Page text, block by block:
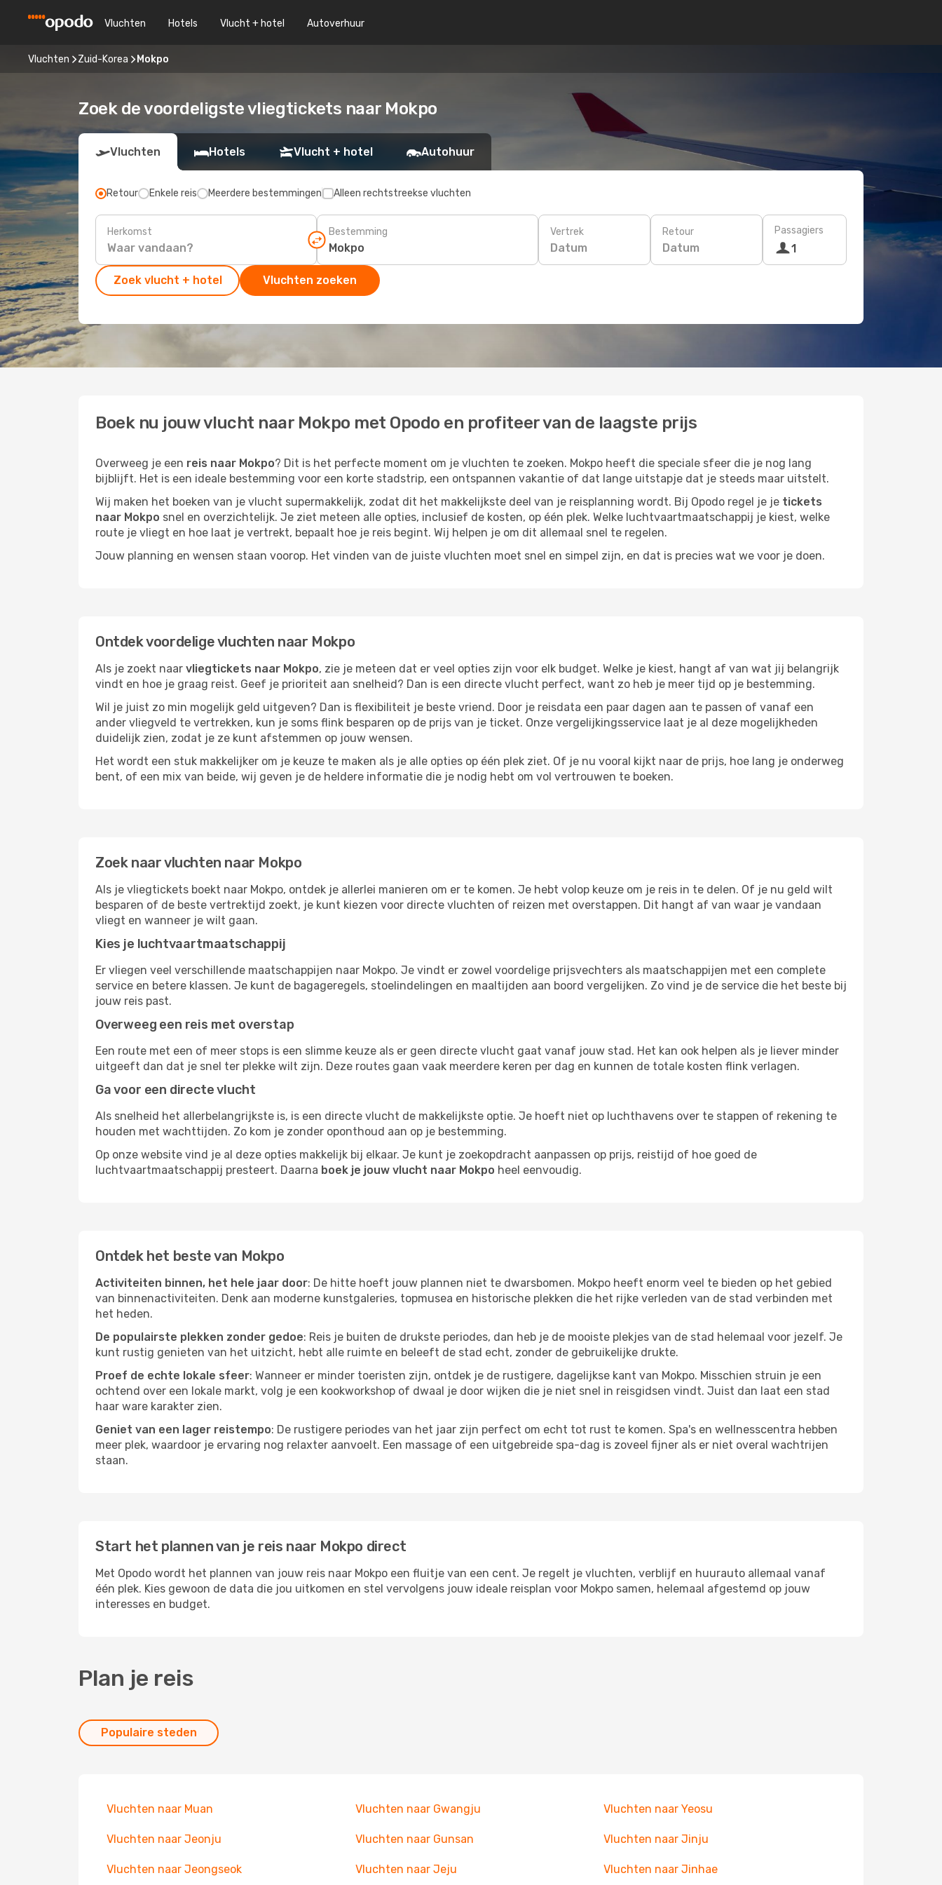
Vluchten Hotels Vlucht + hotel Autoverhuur
Vluchten Zuid-Korea Mokpo
Zoek de voordeligste vliegtickets naar Mokpo
Vluchten Hotels Vlucht + hotel Autohuur
Retour Enkele reis Meerdere bestemmingen Alleen rechtstreekse vluchten
Herkomst Bestemming Vertrek
Datum
Retour
Datum
Passagiers
1
Zoek vlucht + hotel Vluchten zoeken
Boek nu jouw vlucht naar Mokpo met Opodo en profiteer van de laagste prijs
Overweeg je een reis naar Mokpo? Dit is het perfecte moment om je vluchten te zoeken. Mokpo heeft die speciale sfeer die je nog lang
bijblijft. Het is een ideale bestemming voor een korte stadstrip, een ontspannen vakantie of dat lange uitstapje dat je steeds maar uitstelt.
Wij maken het boeken van je vlucht supermakkelijk, zodat dit het makkelijkste deel van je reisplanning wordt. Bij Opodo regel je je tickets
naar Mokpo snel en overzichtelijk. Je ziet meteen alle opties, inclusief de kosten, op één plek. Welke luchtvaartmaatschappij je kiest, welke
route je vliegt en hoe laat je vertrekt, bepaalt hoe je reis begint. Wij helpen je om dit allemaal snel te regelen.
Jouw planning en wensen staan voorop. Het vinden van de juiste vluchten moet snel en simpel zijn, en dat is precies wat we voor je doen.
Ontdek voordelige vluchten naar Mokpo
Als je zoekt naar vliegtickets naar Mokpo, zie je meteen dat er veel opties zijn voor elk budget. Welke je kiest, hangt af van wat jij belangrijk
vindt en hoe je graag reist. Geef je prioriteit aan snelheid? Dan is een directe vlucht perfect, want zo heb je meer tijd op je bestemming.
Wil je juist zo min mogelijk geld uitgeven? Dan is flexibiliteit je beste vriend. Door je reisdata een paar dagen aan te passen of vanaf een
ander vliegveld te vertrekken, kun je soms flink besparen op de prijs van je ticket. Onze vergelijkingsservice laat je al deze mogelijkheden
duidelijk zien, zodat je ze kunt afstemmen op jouw wensen.
Het wordt een stuk makkelijker om je keuze te maken als je alle opties op één plek ziet. Of je nu vooral kijkt naar de prijs, hoe lang je onderweg
bent, of een mix van beide, wij geven je de heldere informatie die je nodig hebt om vol vertrouwen te boeken.
Zoek naar vluchten naar Mokpo
Als je vliegtickets boekt naar Mokpo, ontdek je allerlei manieren om er te komen. Je hebt volop keuze om je reis in te delen. Of je nu geld wilt
besparen of de beste vertrektijd zoekt, je kunt kiezen voor directe vluchten of reizen met overstappen. Dit hangt af van waar je vandaan
vliegt en wanneer je wilt gaan.
Kies je luchtvaartmaatschappij
Er vliegen veel verschillende maatschappijen naar Mokpo. Je vindt er zowel voordelige prijsvechters als maatschappijen met een complete
service en betere klassen. Je kunt de bagageregels, stoelindelingen en maaltijden aan boord vergelijken. Zo vind je de service die het beste bij
jouw reis past.
Overweeg een reis met overstap
Een route met een of meer stops is een slimme keuze als er geen directe vlucht gaat vanaf jouw stad. Het kan ook helpen als je liever minder
uitgeeft dan dat je snel ter plekke wilt zijn. Deze routes gaan vaak meerdere keren per dag en kunnen de totale kosten flink verlagen.
Ga voor een directe vlucht
Als snelheid het allerbelangrijkste is, is een directe vlucht de makkelijkste optie. Je hoeft niet op luchthavens over te stappen of rekening te
houden met wachttijden. Zo kom je zonder oponthoud aan op je bestemming.
Op onze website vind je al deze opties makkelijk bij elkaar. Je kunt je zoekopdracht aanpassen op prijs, reistijd of hoe goed de
luchtvaartmaatschappij presteert. Daarna boek je jouw vlucht naar Mokpo heel eenvoudig.
Ontdek het beste van Mokpo
Activiteiten binnen, het hele jaar door: De hitte hoeft jouw plannen niet te dwarsbomen. Mokpo heeft enorm veel te bieden op het gebied
van binnenactiviteiten. Denk aan moderne kunstgaleries, topmusea en historische plekken die het rijke verleden van de stad verbinden met
het heden.
De populairste plekken zonder gedoe: Reis je buiten de drukste periodes, dan heb je de mooiste plekjes van de stad helemaal voor jezelf. Je
kunt rustig genieten van het uitzicht, hebt alle ruimte en beleeft de stad echt, zonder de gebruikelijke drukte.
Proef de echte lokale sfeer: Wanneer er minder toeristen zijn, ontdek je de rustigere, dagelijkse kant van Mokpo. Misschien struin je een
ochtend over een lokale markt, volg je een kookworkshop of dwaal je door wijken die je niet snel in reisgidsen vindt. Juist dan laat een stad
haar ware karakter zien.
Geniet van een lager reistempo: De rustigere periodes van het jaar zijn perfect om echt tot rust te komen. Spa's en wellnesscentra hebben
meer plek, waardoor je ervaring nog relaxter aanvoelt. Een massage of een uitgebreide spa-dag is zoveel fijner als er niet overal wachtrijen
staan.
Start het plannen van je reis naar Mokpo direct
Met Opodo wordt het plannen van jouw reis naar Mokpo een fluitje van een cent. Je regelt je vluchten, verblijf en huurauto allemaal vanaf
één plek. Kies gewoon de data die jou uitkomen en stel vervolgens jouw ideale reisplan voor Mokpo samen, helemaal afgestemd op jouw
interesses en budget.
Plan je reis
Populaire steden
Vluchten naar Muan Vluchten naar Gwangju Vluchten naar Yeosu
Vluchten naar Jeonju Vluchten naar Gunsan Vluchten naar Jinju
Vluchten naar Jeongseok Vluchten naar Jeju Vluchten naar Jinhae